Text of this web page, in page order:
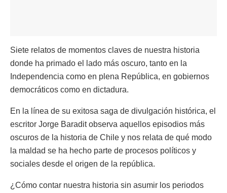
Siete relatos de momentos claves de nuestra historia
donde ha primado el lado más oscuro, tanto en la
Independencia como en plena República, en gobiernos
democráticos como en dictadura.
En la línea de su exitosa saga de divulgación histórica, el
escritor Jorge Baradit observa aquellos episodios más
oscuros de la historia de Chile y nos relata de qué modo
la maldad se ha hecho parte de procesos políticos y
sociales desde el origen de la república.
¿Cómo contar nuestra historia sin asumir los periodos